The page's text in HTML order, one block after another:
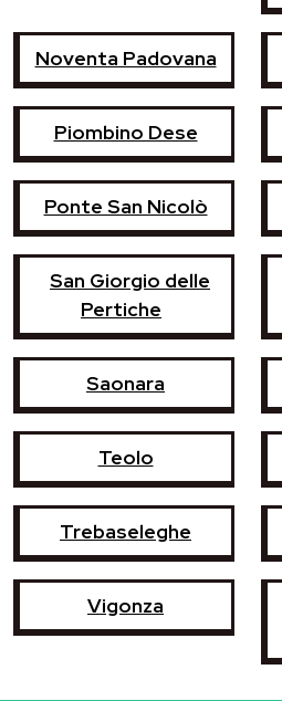
Noventa Padovana
Piombino Dese
Ponte San Nicolò
San Giorgio delle
Pertiche
Saonara
Teolo
Trebaseleghe
Vigonza